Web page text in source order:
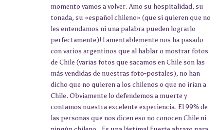
momento vamos a volver. Amo su hospitalidad, su
tonada, su «español chileno» (que si quieren que no
les entendamos ni una palabra pueden lograrlo
perfectamente)! Lamentablemente nos ha pasado
con varios argentinos que al hablar o mostrar fotos
de Chile (varias fotos que sacamos en Chile son las
más vendidas de nuestras foto-postales), no han
dicho que no quieren a los chilenos o que no irían a
Chile. Obviamente lo defendemos a muerte y
contamos nuestra excelente experiencia. El 99% de
las personas que nos dicen eso no conocen Chile ni